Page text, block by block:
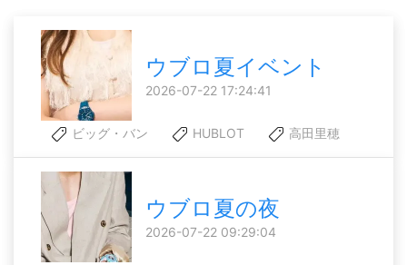
ウブロ夏イベント
2026-07-22 17:24:41
ビッグ・バン HUBLOT 高田里穂
ウブロ夏の夜
2026-07-22 09:29:04